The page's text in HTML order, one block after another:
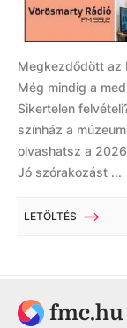
Megkezdődött az
Még mindig a
Sikertelen
színház a
olvashatsz a
Jó szórakozást ...
LETÖLTÉS
fmc.hu